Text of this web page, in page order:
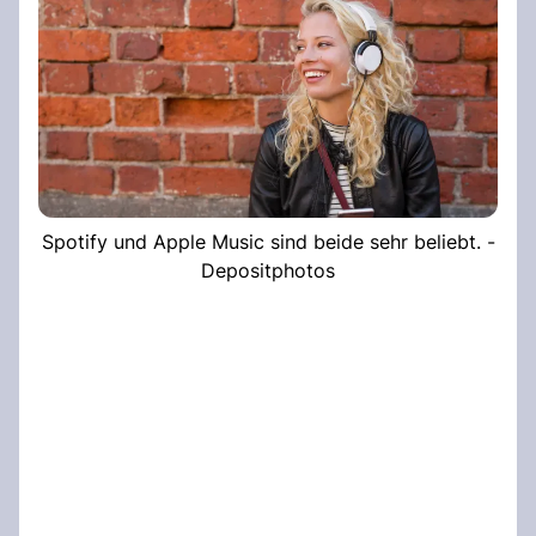
Spotify und Apple Music sind beide sehr beliebt. -
Depositphotos